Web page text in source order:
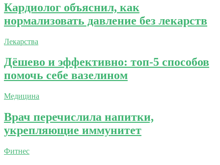
Кардиолог объяснил, как
нормализовать давление без лекарств
Лекарства
Дёшево и эффективно: топ-5 способов
помочь себе вазелином
Медицина
Врач перечислила напитки,
укрепляющие иммунитет
Фитнес